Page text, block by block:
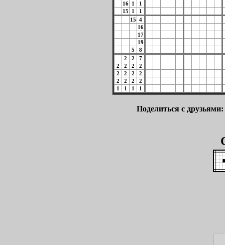
16 1
1
15
1
1
15 4
16
17
19
5
8
2
2
7
2
2 2
2
2
2 2
2
2
2 2
2
1
1 1 1
Поделиться с друзьями: